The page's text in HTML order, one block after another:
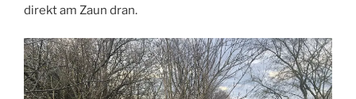
direkt am Zaun dran.